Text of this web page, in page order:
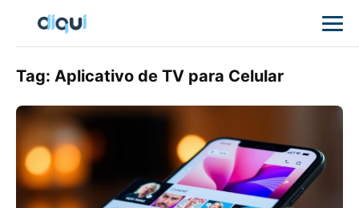
Tag: Aplicativo de TV para Celular